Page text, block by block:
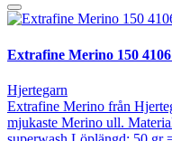
Extrafine Merino 150
Hjertegarn
Extrafine Merino från
mjukaste Merino ull.